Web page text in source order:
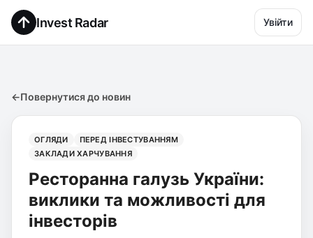
Invest Radar Увійти
←Повернутися до новин
ОГЛЯДИ
ПЕРЕД ІНВЕСТУВАННЯМ
ЗАКЛАДИ ХАРЧУВАННЯ
Ресторанна галузь України:
виклики та можливості для
інвесторів